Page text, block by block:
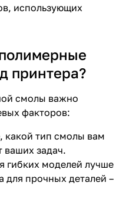
использующих
принтера?
смолы важно
факторов:
какой тип смолы вам
ваших задач.
гибких моделей лучше
для прочных деталей –